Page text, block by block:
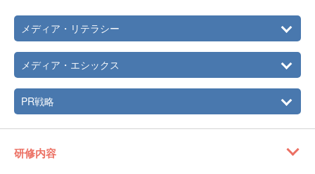
委員。
2012年
東京支社総務部長。ラジオ聴取アプリ「radiko」の事業開始
に際し、総務省との行政調整を担当した。
2016年
多文化社会研究会に参加。自著『変わりゆくマスメディ
ア』（あみのさん）を出版。共著『いのちに国境はない』
2017年
地球環境戦略研究機関コミュニケーション・ディレクタ
当
メディア・リテラシー
メディア・エシックス
PR戦略
研修内容